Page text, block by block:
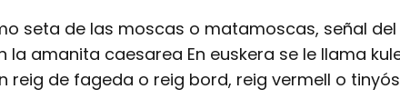
seta de las moscas o matamoscas, señal
amanita caesarea En euskera se le llama
de fageda o reig bord, reig vermell o